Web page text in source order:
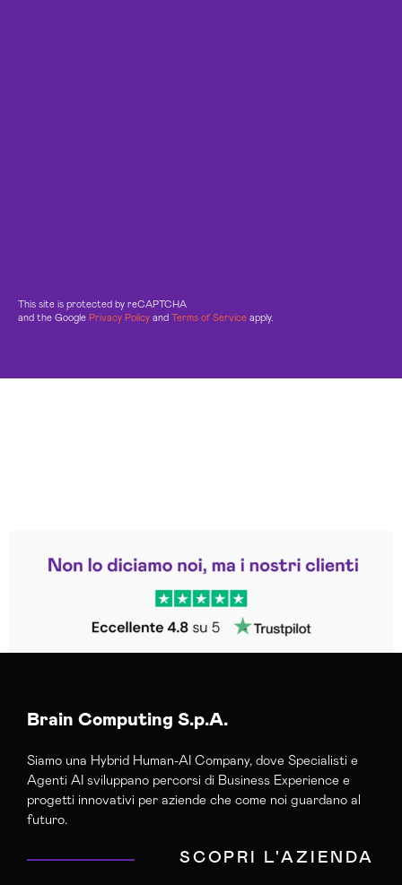
This site is protected by reCAPTCHA
and the Google Privacy Policy and Terms of Service apply.
Trustpilot
Brain Computing S.p.A.
Siamo una Hybrid Human-AI Company, dove Specialisti e
Agenti AI sviluppano percorsi di Business Experience e
progetti innovativi per aziende che come noi guardano al
futuro.
SCOPRI L'AZIENDA